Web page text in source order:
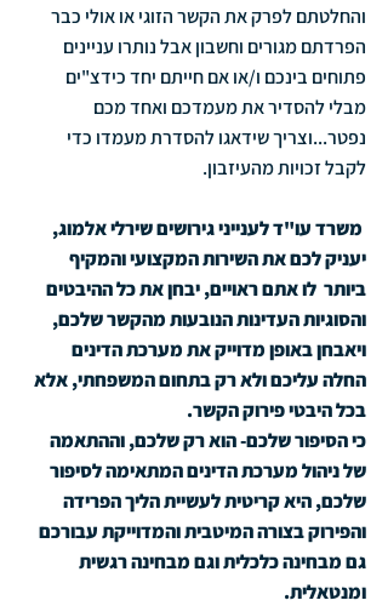
והחלטתם לפרק את הקשר הזוגי או אולי כבר
הפרדתם מגורים וחשבון אבל נותרו עניינים
פתוחים בינכם ו/או אם חייתם יחד כידצ"ים
מבלי להסדיר את מעמדכם ואחד מכם
נפטר...וצריך שידאגו להסדרת מעמדו כדי
לקבל זכויות מהעיזבון.
משרד עו"ד לענייני גירושים שירלי אלמוג,
יעניק לכם את השירות המקצועי והמקיף
ביותר  לו אתם ראויים, יבחן את כל ההיבטים
והסוגיות העדינות הנובעות מהקשר שלכם,
ויאבחן באופן מדוייק את מערכת הדינים
החלה עליכם ולא רק בתחום המשפחתי, אלא
בכל היבטי פירוק הקשר.
כי הסיפור שלכם- הוא רק שלכם, וההתאמה
של ניהול מערכת הדינים המתאימה לסיפור
שלכם, היא קריטית לעשיית הליך הפרידה
והפירוק בצורה המיטבית והמדוייקת עבורכם
גם מבחינה כלכלית וגם מבחינה רגשית
ומנטאלית.